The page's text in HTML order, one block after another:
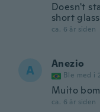
Doesn't
short
ca. 6 år siden
A Anezio
Ble med i
Muito bom
ca. 6 år siden